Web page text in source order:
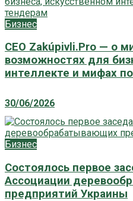
Бизнес
CEO Zakúpivli.Pro — о
возможностях для
интеллекте и мифах
30/06/2026
Бизнес
Состоялось первое
Ассоциации
предприятий Украины